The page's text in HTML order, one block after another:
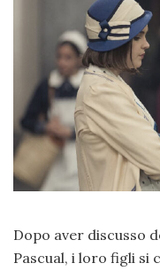
Dopo aver discusso
Pascual, i loro figli si